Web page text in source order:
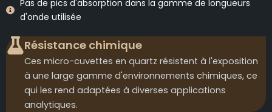
Pas de pics d'absorption dans la gamme de longueurs
d'onde utilisée
Résistance chimique
Ces micro-cuvettes en quartz résistent à l'exposition
à une large gamme d'environnements chimiques, ce
qui les rend adaptées à diverses applications
analytiques.